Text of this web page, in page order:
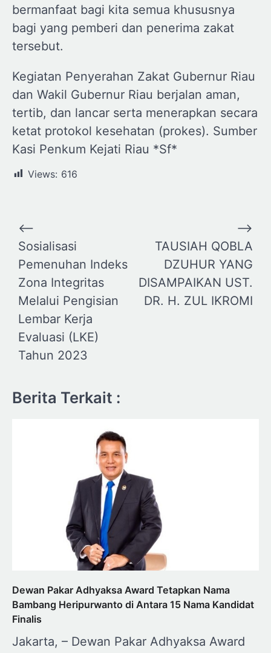
bermanfaat bagi kita semua khususnya
bagi yang pemberi dan penerima zakat
tersebut.
Kegiatan Penyerahan Zakat Gubernur Riau
dan Wakil Gubernur Riau berjalan aman,
tertib, dan lancar serta menerapkan secara
ketat protokol kesehatan (prokes). Sumber
Kasi Penkum Kejati Riau *Sf*
Views: 616
Navigasi
pos
⟵
Sosialisasi
Pemenuhan Indeks
Zona Integritas
Melalui Pengisian
Lembar Kerja
Evaluasi (LKE)
Tahun 2023
TAUSIAH QOBLA
DZUHUR YANG
DISAMPAIKAN UST.
DR. H. ZUL IKROMI
⟶
Berita Terkait :
Dewan Pakar Adhyaksa Award Tetapkan Nama
Bambang Heripurwanto di Antara 15 Nama Kandidat
Finalis
Jakarta, – Dewan Pakar Adhyaksa Award